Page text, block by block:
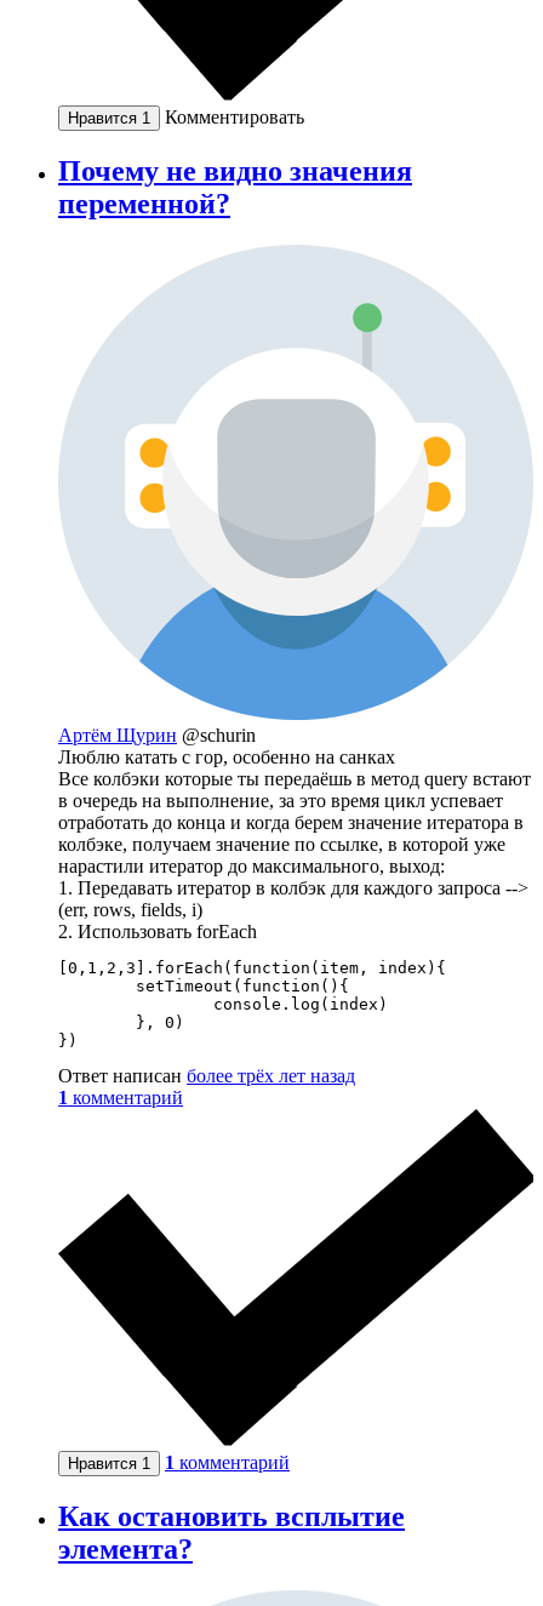
Нравится 1 Комментировать
Почему не видно значения
переменной?
Артём Щурин @schurin
Люблю катать с гор, особенно на санках
Все колбэки которые ты передаёшь в метод query встают
в очередь на выполнение, за это время цикл успевает
отработать до конца и когда берем значение итератора в
колбэке, получаем значение по ссылке, в которой уже
нарастили итератор до максимального, выход:
1. Передавать итератор в колбэк для каждого запроса -->
(err, rows, fields, i)
2. Использовать forEach
[0,1,2,3].forEach(function(item, index){
})
Ответ написан более трёх лет назад
1 комментарий
Нравится 1 1 комментарий
Как остановить всплытие
элемента?